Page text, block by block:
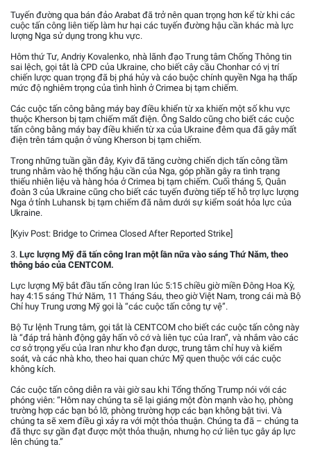
Tuyến đường qua bán đảo Arabat đã trở nên quan trọng hơn kể từ khi các
cuộc tấn công liên tiếp làm hư hại các tuyến đường hậu cần khác mà lực
lượng Nga sử dụng trong khu vực.
Hôm thứ Tư, Andriy Kovalenko, nhà lãnh đạo Trung tâm Chống Thông tin
sai lệch, gọi tắt là CPD của Ukraine, cho biết cây cầu Chonhar có vị trí
chiến lược quan trọng đã bị phá hủy và cáo buộc chính quyền Nga hạ thấp
mức độ nghiêm trọng của tình hình ở Crimea bị tạm chiếm.
Các cuộc tấn công bằng máy bay điều khiển từ xa khiến một số khu vực
thuộc Kherson bị tạm chiếm mất điện. Ông Saldo cũng cho biết các cuộc
tấn công bằng máy bay điều khiển từ xa của Ukraine đêm qua đã gây mất
điện trên tám quận ở vùng Kherson bị tạm chiếm.
Trong những tuần gần đây, Kyiv đã tăng cường chiến dịch tấn công tầm
trung nhằm vào hệ thống hậu cần của Nga, góp phần gây ra tình trạng
thiếu nhiên liệu và hàng hóa ở Crimea bị tạm chiếm. Cuối tháng 5, Quân
đoàn 3 của Ukraine cũng cho biết các tuyến đường tiếp tế hỗ trợ lực lượng
Nga ở tỉnh Luhansk bị tạm chiếm đã nằm dưới sự kiểm soát hỏa lực của
Ukraine.
[Kyiv Post: Bridge to Crimea Closed After Reported Strike]
3. Lực lượng Mỹ đã tấn công Iran một lần nữa vào sáng Thứ Năm, theo
thông báo của CENTCOM.
Lực lượng Mỹ bắt đầu tấn công Iran lúc 5:15 chiều giờ miền Đông Hoa Kỳ,
hay 4:15 sáng Thứ Năm, 11 Tháng Sáu, theo giờ Việt Nam, trong cái mà Bộ
Chỉ huy Trung ương Mỹ gọi là “các cuộc tấn công tự vệ”.
Bộ Tư lệnh Trung tâm, gọi tắt là CENTCOM cho biết các cuộc tấn công này
là “đáp trả hành động gây hấn vô cớ và liên tục của Iran”, và nhắm vào các
cơ sở trọng yếu của Iran như kho đạn dược, trung tâm chỉ huy và kiểm
soát, và các nhà kho, theo hai quan chức Mỹ quen thuộc với các cuộc
không kích.
Các cuộc tấn công diễn ra vài giờ sau khi Tổng thống Trump nói với các
phóng viên: “Hôm nay chúng ta sẽ lại giáng một đòn mạnh vào họ, phòng
trường hợp các bạn bỏ lỡ, phòng trường hợp các bạn không bật tivi. Và
chúng ta sẽ xem điều gì xảy ra với một thỏa thuận. Chúng ta đã – chúng ta
đã thực sự gần đạt được một thỏa thuận, nhưng họ cứ liên tục gây áp lực
lên chúng ta.”